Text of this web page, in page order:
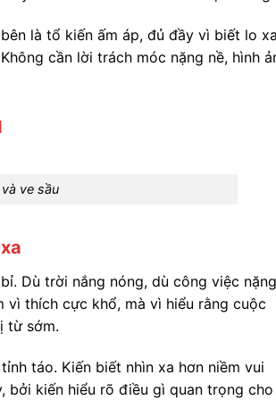
là tổ kiến ấm áp, đủ đầy vì biết lo
cần lời trách móc nặng nề, hình
ve sầu
Dù trời nắng nóng, dù công việc nặng
vì thích cực khổ, mà vì hiểu rằng cuộc
từ sớm.
táo. Kiến biết nhìn xa hơn niềm vui
bởi kiến hiểu rõ điều gì quan trọng cho